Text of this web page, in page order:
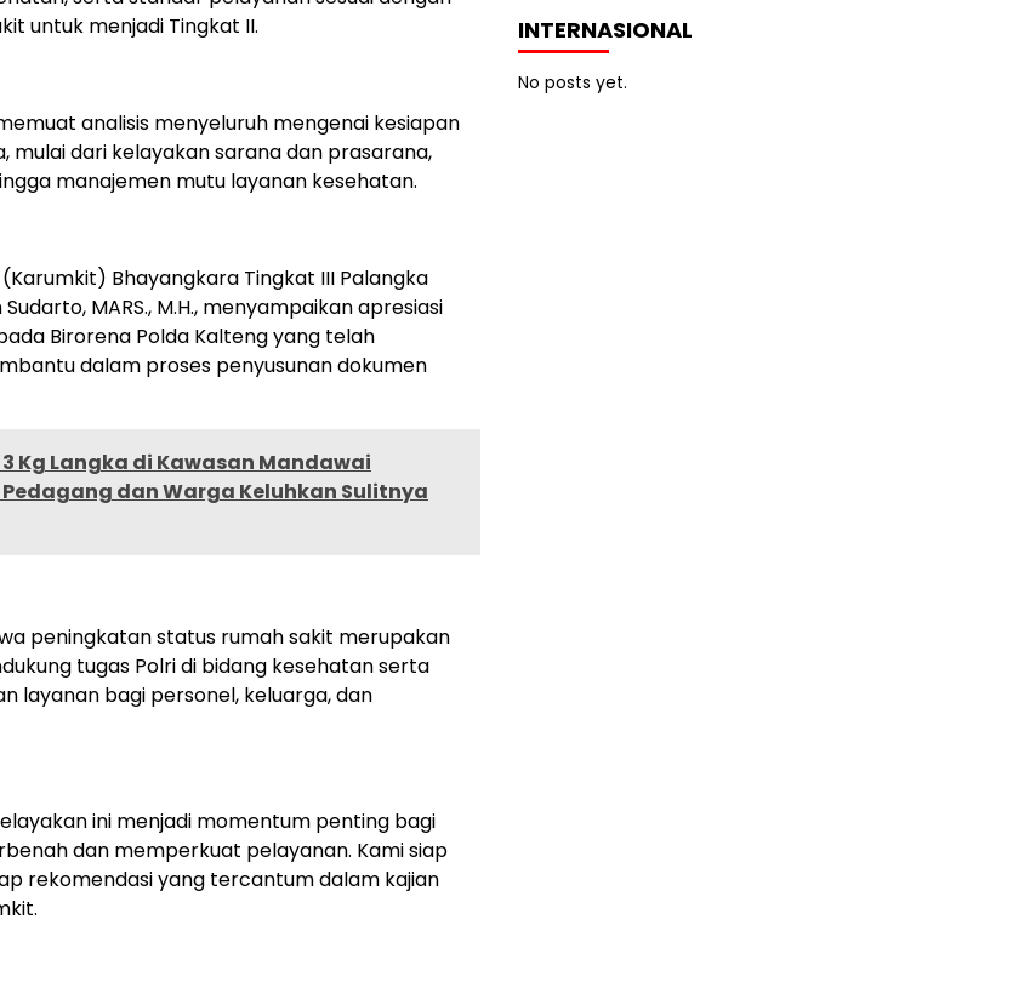
untuk menjadi Tingkat II.
analisis menyeluruh mengenai kesiapan
mulai dari kelayakan sarana dan prasarana,
manajemen mutu layanan kesehatan.
Bhayangkara Tingkat III Palangka
MARS., M.H., menyampaikan apresiasi
Birorena Polda Kalteng yang telah
dalam proses penyusunan dokumen
3 Kg Langka di Kawasan Mandawai
dan Warga Keluhkan Sulitnya
peningkatan status rumah sakit merupakan
tugas Polri di bidang kesehatan serta
layanan bagi personel, keluarga, dan
ini menjadi momentum penting bagi
dan memperkuat pelayanan. Kami siap
rekomendasi yang tercantum dalam kajian
INTERNASIONAL
No posts yet.